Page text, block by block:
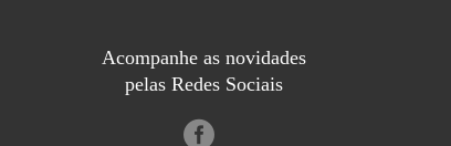
Acompanhe as novidades
pelas Redes Sociais